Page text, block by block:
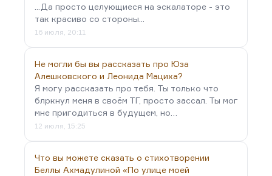
...Да просто целующиеся на эскалаторе - это
так красиво со стороны...
16 июля, 20:11
Не могли бы вы рассказать про Юза
Алешковского и Леонида Мациха?
Я могу рассказать про тебя. Ты только что
блркнул меня в своём ТГ, просто зассал. Ты мог
мне пригодиться в будущем, но…
12 июля, 15:25
Что вы можете сказать о стихотворении
Беллы Ахмадулиной «По улице моей